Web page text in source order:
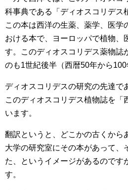
科事典である「ディオスコリデス
この本は西洋の生薬、薬学、医学
おける本で、ヨーロッパで植物、
す。このディオスコリデス薬物誌
のも1世紀後半（西暦50年から100
ディオスコリデスの研究の先達で
このディオスコリデス植物誌を「
います。
翻訳というと、どこかの古くから
大学の研究室にその本があって、
た、というイメージがあるのです
す。